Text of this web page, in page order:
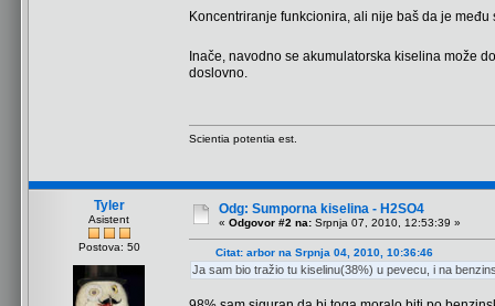
Koncentriranje funkcionira, ali nije baš da je
Inače, navodno se akumulatorska kiselina može
doslovno.
Scientia potentia est.
Tyler
Asistent
Postova: 50
Odg: Sumporna kiselina - H2SO4
« Odgovor #2 na: Srpnja 07, 2010, 12:53:39 »
Citat: arbor na Srpnja 04, 2010, 10:36:46
Ja sam bio tražio tu kiselinu(38%) u pevecu, i na